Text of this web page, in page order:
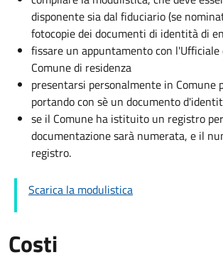
disponente sia dal fiduciario (se
fotocopie dei documenti di identità di
fissare un appuntamento con
Comune di residenza
presentarsi personalmente in Comune
portando con sè un documento
se il Comune ha istituito un registro
documentazione sarà numerata, e il
registro.
Scarica la modulistica
Costi